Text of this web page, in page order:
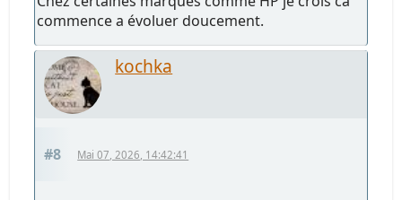
commence a évoluer doucement.
kochka
#8 Mai 07, 2026, 14:42:41